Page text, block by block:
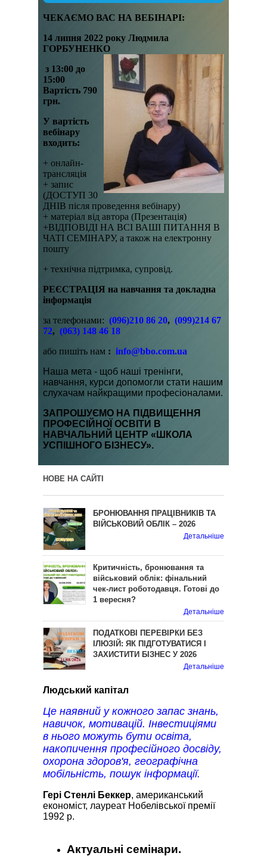
ЧЕКАЄМО ВАС НА ВЕБІНАРІ:
14 липня 2022 року Людмила
ГОРБУНЕНКО
з 13:00 до
15:00
Вартість 790
грн.
У вартість
вебінару
входить:
+ онлайн-
трансляція
+ запис
(ДОСТУП 30
ДНІВ після проведення вебінару)
+ матеріал від автора (Презентація)
+ВІДПОВІДІ НА ВСІ ВАШІ ПИТАННЯ В
ЧАТІ СЕМІНАРУ, а також на електронну
пошту
+ технічна підтримка, супровід.
РЕЄСТРАЦІЯ на навчання та докладна
інформація
за телефонами: (096)210 86 20, (099)214 67
72, (063) 148 46 18
або пишіть нам : info@bbo.com.ua
Наша мета - щоб наші тренінги,
навчання, курси допомогли стати нашим
слухачам найкращими професіоналами.
ЗАПРОШУЄМО НА ПІДВИЩЕННЯ
ПРОФЕСІЙНОЇ ОСВІТИ В
НАВЧАЛЬНИЙ ЦЕНТР «ШКОЛА
УСПІШНОГО БІЗНЕСУ».
НОВЕ НА САЙТІ
БРОНЮВАННЯ ПРАЦІВНИКІВ ТА
ВІЙСЬКОВИЙ ОБЛІК – 2026
Детальніше
Критичність, бронювання та
військовий облік: фінальний
чек-лист роботодавця. Готові до
1 вересня?
Детальніше
ПОДАТКОВІ ПЕРЕВІРКИ БЕЗ
ІЛЮЗІЙ: ЯК ПІДГОТУВАТИСЯ І
ЗАХИСТИТИ БІЗНЕС У 2026
Детальніше
Людський капітал
Це наявний у кожного запас знань,
навичок, мотивацій. Інвестиціями
в нього можуть бути освіта,
накопичення професійного досвіду,
охорона здоров'я, географічна
мобільність, пошук інформації.
Гері Стенлі Беккер, американський
економіст, лауреат Нобелівської премії
1992 р.
Актуальні семінари.